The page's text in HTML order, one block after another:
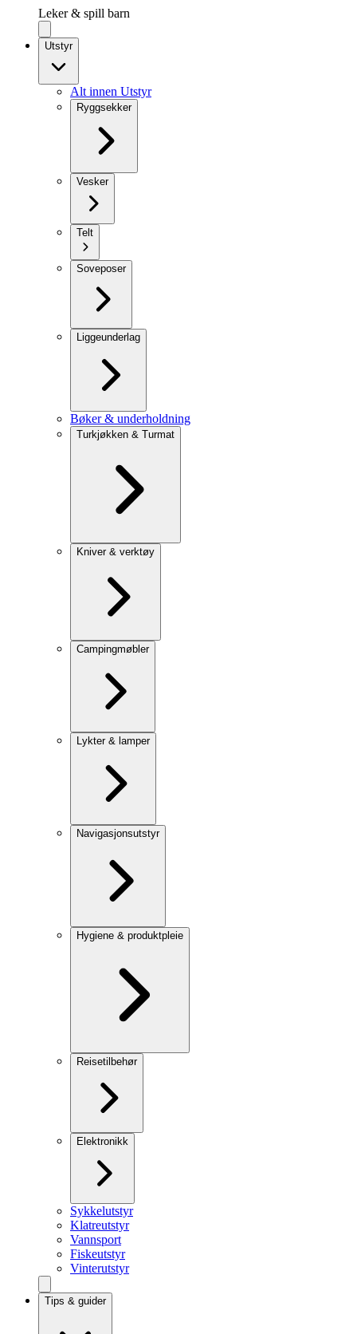
Leker & spill barn
Utstyr
Alt innen Utstyr
Ryggsekker
Vesker
Telt
Soveposer
Liggeunderlag
Bøker & underholdning
Turkjøkken & Turmat
Kniver & verktøy
Campingmøbler
Lykter & lamper
Navigasjonsutstyr
Hygiene & produktpleie
Reisetilbehør
Elektronikk
Sykkelutstyr
Klatreutstyr
Vannsport
Fiskeutstyr
Vinterutstyr
Tips & guider